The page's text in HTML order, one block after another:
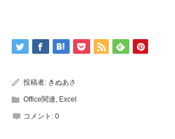
投稿者: きぬあさ
Office関連, Excel
コメント: 0